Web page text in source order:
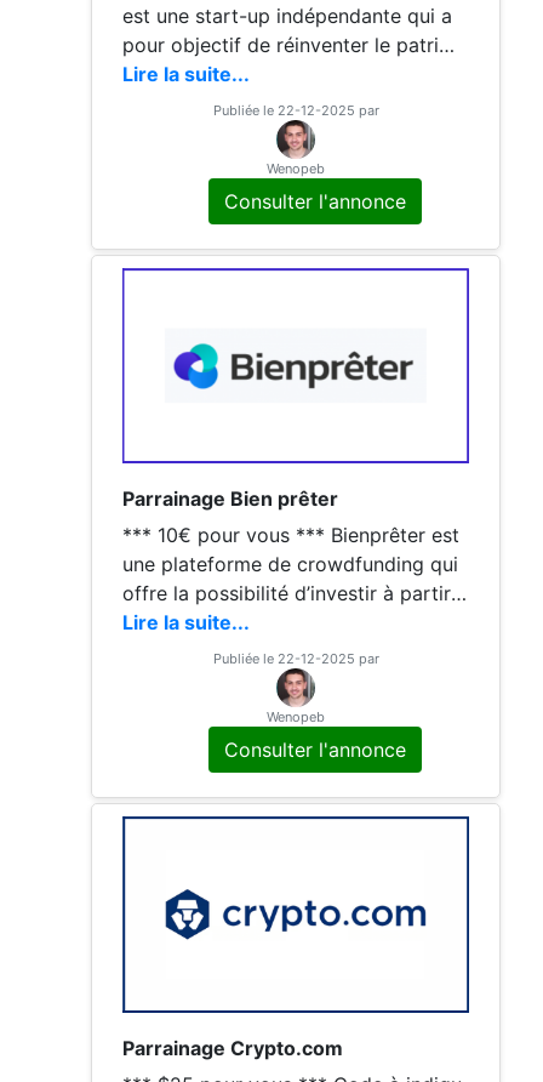
est une start-up indépendante qui a
pour objectif de réinventer le patrimo
ine et l’investissement grâce à une te
chnologie de pointe. Gérez et suivez
Lire la suite...
Publiée le 22-12-2025 par
Wenopeb
Consulter l'annonce
Parrainage Bien prêter
*** 10€ pour vous *** Bienprêter est
une plateforme de crowdfunding qui
offre la possibilité d’investir à partir d
e 20€ pour des durées courtes allant
de 4 mois à 36 mois
Lire la suite...
Publiée le 22-12-2025 par
Wenopeb
Consulter l'annonce
Parrainage Crypto.com